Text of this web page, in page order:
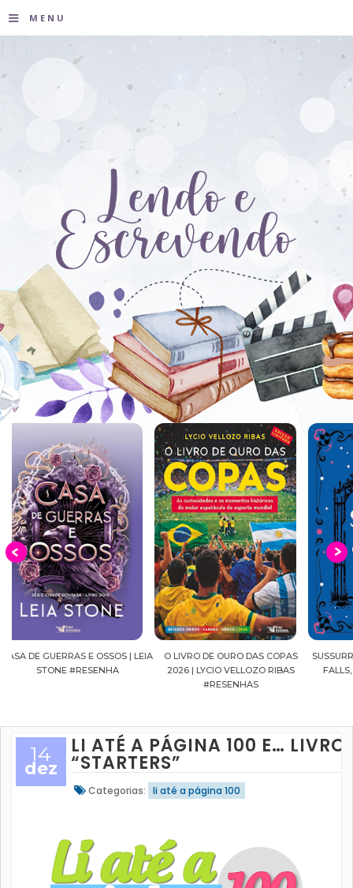
≡ MENU
O LIVRO DE OURO DAS COPAS
2026 | LYCIO VELLOZO RIBAS
SUSSURROS AO LUAR | SHADOW
FALLS, VOL.04 | C.C.HUNTER
#RESENHA
14
dez
LI ATÉ A PÁGINA 100 E… LIVRO
“STARTERS”
Categorias: li até a página 100